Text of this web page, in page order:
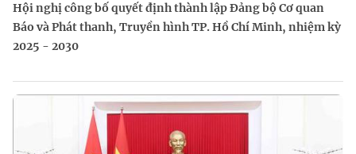
Hội nghị công bố quyết định thành lập Đảng bộ Cơ quan
Báo và Phát thanh, Truyền hình TP. Hồ Chí Minh, nhiệm kỳ
2025 - 2030